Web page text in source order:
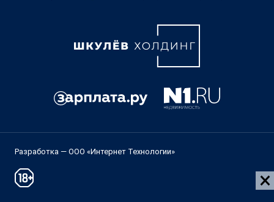
Разработка — ООО «Интернет Технологии»